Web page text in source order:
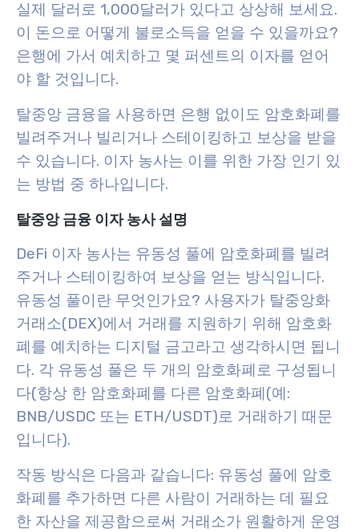
실제 달러로 1,000달러가 있다고 상상해 보세요.
이 돈으로 어떻게 불로소득을 얻을 수 있을까요?
은행에 가서 예치하고 몇 퍼센트의 이자를 얻어
야 할 것입니다.
탈중앙 금융을 사용하면 은행 없이도 암호화폐를
빌려주거나 빌리거나 스테이킹하고 보상을 받을
수 있습니다. 이자 농사는 이를 위한 가장 인기 있
는 방법 중 하나입니다.
탈중앙 금융 이자 농사 설명
DeFi 이자 농사는 유동성 풀에 암호화폐를 빌려
주거나 스테이킹하여 보상을 얻는 방식입니다.
유동성 풀이란 무엇인가요? 사용자가 탈중앙화
거래소(DEX)에서 거래를 지원하기 위해 암호화
폐를 예치하는 디지털 금고라고 생각하시면 됩니
다. 각 유동성 풀은 두 개의 암호화폐로 구성됩니
다(항상 한 암호화폐를 다른 암호화폐(예:
BNB/USDC 또는 ETH/USDT)로 거래하기 때문
입니다).
작동 방식은 다음과 같습니다: 유동성 풀에 암호
화폐를 추가하면 다른 사람이 거래하는 데 필요
한 자산을 제공함으로써 거래소가 원활하게 운영